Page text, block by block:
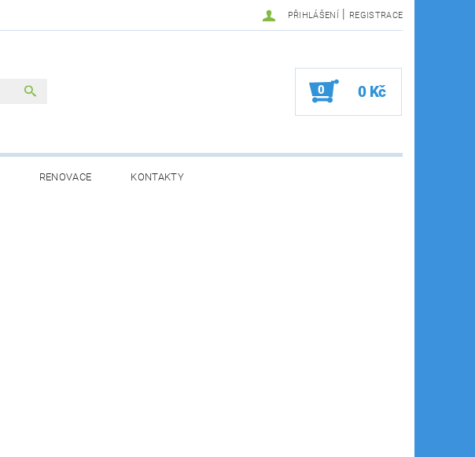
PŘIHLÁŠENÍ | REGISTRACE
0 0 Kč
RENOVACE KONTAKTY